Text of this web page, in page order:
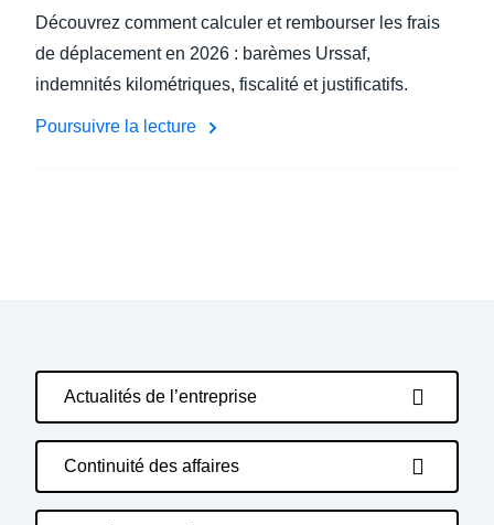
Découvrez comment calculer et rembourser les frais
de déplacement en 2026 : barèmes Urssaf,
indemnités kilométriques, fiscalité et justificatifs.
Poursuivre la lecture
Actualités de l’entreprise
Continuité des affaires